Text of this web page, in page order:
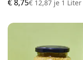
€ 8,75€ 12,87 je 1 Liter